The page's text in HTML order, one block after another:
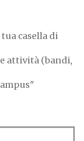
casella di
attività (bandi,